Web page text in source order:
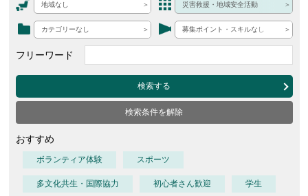
地域なし 災害救援・地域安全活動
カテゴリーなし 募集ポイント・スキルなし
フリーワード
検索する
検索条件を解除
おすすめ
ボランティア体験 スポーツ
多文化共生・国際協力 初心者さん歓迎 学生